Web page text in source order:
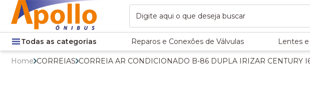
Todas as categorias Reparos e Conexões de Válvulas Lentes
Home CORREIAS CORREIA AR CONDICIONADO B-86 DUPLA IRIZAR CENTURY